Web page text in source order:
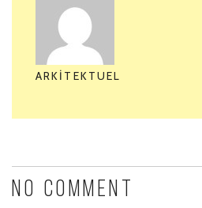
ARKITEKTUEL
NO COMMENT